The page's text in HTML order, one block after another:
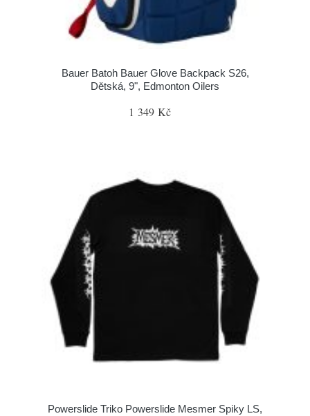
Bauer Batoh Bauer Glove Backpack S26,
Dětská, 9", Edmonton Oilers
1 349 Kč
Powerslide Triko Powerslide Mesmer Spiky LS,